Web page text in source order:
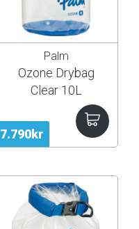
7.790kr
Palm
Ozone Drybag
Clear 10L